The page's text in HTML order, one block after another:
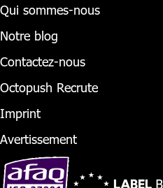
Qui sommes-nous
Notre blog
Contactez-nous
Octopush Recrute
Imprint
Avertissement